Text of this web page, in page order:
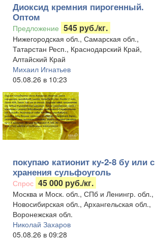
Диоксид кремния пирогенный.
Оптом
Предложение 545 руб./кг.
Нижегородская обл., Самарская обл.,
Татарстан Респ., Краснодарский Край,
Алтайский Край
Михаил Игнатьев
05.08.26 в 10:23
покупаю катионит ку-2-8 бу или с
хранения сульфоуголь
Спрос 45 000 руб./кг.
Москва и Моск. обл., СПб и Ленингр. обл.,
Новосибирская обл., Архангельская обл.,
Воронежская обл.
Николай Захаров
05.08.26 в 09:28